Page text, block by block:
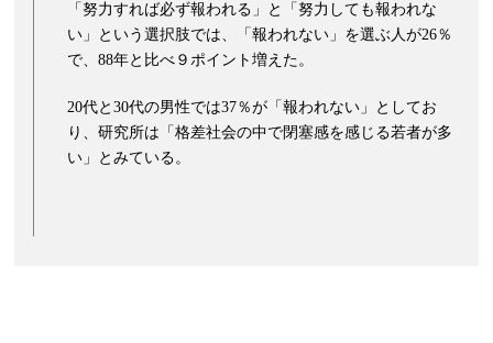
「努力すれば必ず報われる」と「努力しても報われな
い」という選択肢では、「報われない」を選ぶ人が26％
で、88年と比べ９ポイント増えた。
20代と30代の男性では37％が「報われない」としてお
り、研究所は「格差社会の中で閉塞感を感じる若者が多
い」とみている。